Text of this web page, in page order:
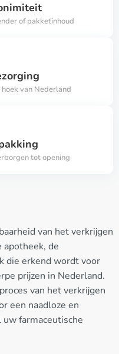
of pakketinhoud
van Nederland
tot opening
van het verkrijgen
apotheek, de
die erkend wordt voor
prijzen in Nederland.
van het verkrijgen
een naadloze en
farmaceutische